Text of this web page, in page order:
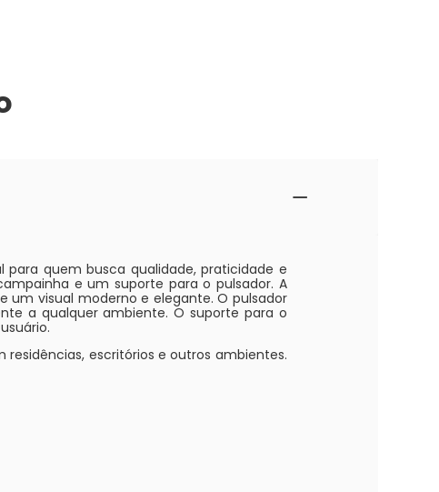
para quem busca qualidade, praticidade e
e um suporte para o pulsador. A
visual moderno e elegante. O pulsador
a qualquer ambiente. O suporte para o
residências, escritórios e outros ambientes.